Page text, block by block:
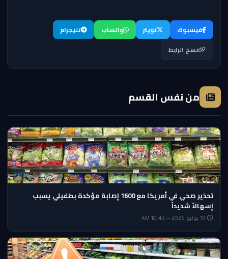
فيسبوك تويتر واتساب
تليجرام
نسخ الرابط
من نفس القسم
تحذير صحي في أمريكا مع 1600 إصابة مؤكدة بطفيلي يسبب
إسهالاً شديداً